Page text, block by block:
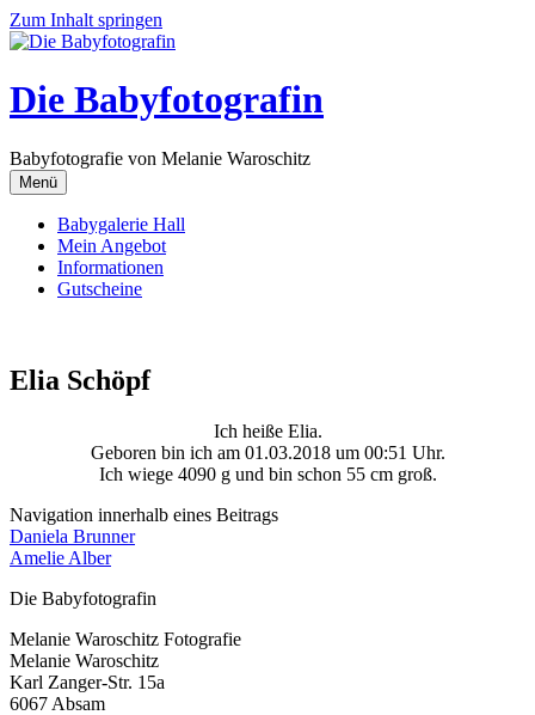
Zum Inhalt springen
Die Babyfotografin
Babyfotografie von Melanie Waroschitz
Menü
Babygalerie Hall
Mein Angebot
Informationen
Gutscheine
Elia Schöpf
Ich heiße Elia.
Geboren bin ich am 01.03.2018 um 00:51 Uhr.
Ich wiege 4090 g und bin schon 55 cm groß.
Navigation innerhalb eines Beitrags
Daniela Brunner
Amelie Alber
Die Babyfotografin
Melanie Waroschitz Fotografie
Melanie Waroschitz
Karl Zanger-Str. 15a
6067 Absam